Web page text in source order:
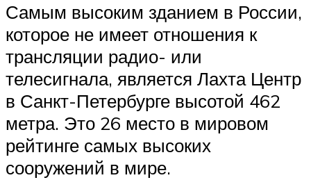
Самым высоким зданием в России,
которое не имеет отношения к
трансляции радио- или
телесигнала, является Лахта Центр
в Санкт-Петербурге высотой 462
метра. Это 26 место в мировом
рейтинге самых высоких
сооружений в мире.